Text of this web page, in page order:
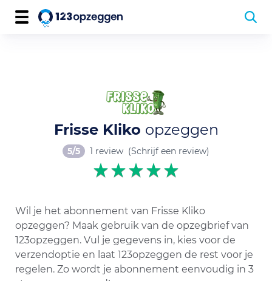
Frisse Kliko opzeggen
5/5 1 review (Schrijf een review)
Wil je het abonnement van Frisse Kliko
opzeggen? Maak gebruik van de opzegbrief van
123opzeggen. Vul je gegevens in, kies voor de
verzendoptie en laat 123opzeggen de rest voor je
regelen. Zo wordt je abonnement eenvoudig in 3